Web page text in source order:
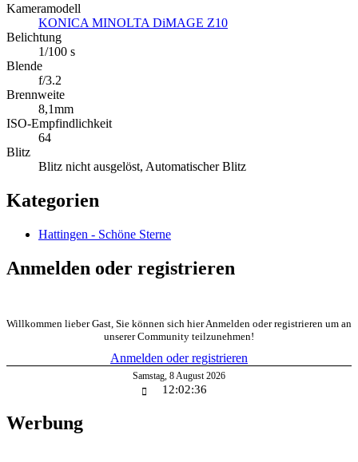
Kameramodell
KONICA MINOLTA DiMAGE Z10
Belichtung
1/100 s
Blende
f/3.2
Brennweite
8,1mm
ISO-Empfindlichkeit
64
Blitz
Blitz nicht ausgelöst, Automatischer Blitz
Kategorien
Hattingen - Schöne Sterne
Anmelden oder registrieren
Willkommen lieber Gast, Sie können sich hier Anmelden oder registrieren um an
unserer Community teilzunehmen!
Anmelden oder registrieren
Samstag 8 August 2026
12:02:36
Werbung